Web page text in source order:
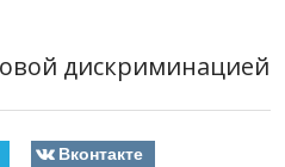
дискриминацией
Вконтакте